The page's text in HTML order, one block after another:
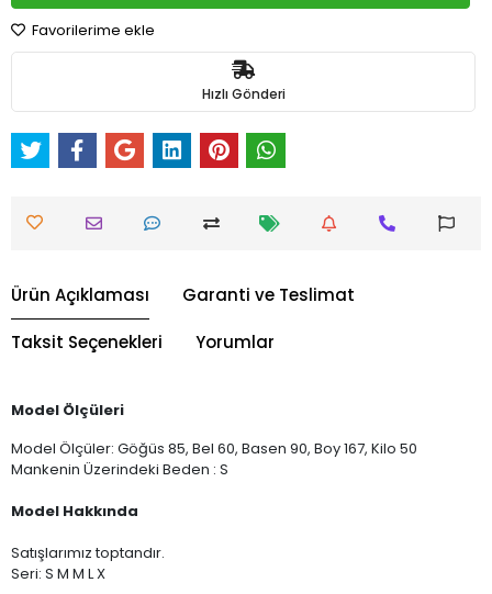
Favorilerime ekle
Hızlı Gönderi
Ürün Açıklaması Garanti ve Teslimat
Taksit Seçenekleri Yorumlar
Model Ölçüleri
Model Ölçüler: Göğüs 85, Bel 60, Basen 90, Boy 167, Kilo 50
Mankenin Üzerindeki Beden : S
Model Hakkında
Satışlarımız toptandır.
Seri: S M M L X